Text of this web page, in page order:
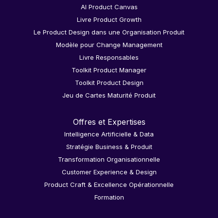
AI Product Canvas
Livre Product Growth
Le Product Design dans une Organisation Produit
Modèle pour Change Management
Livre Responsables
Toolkit Product Manager
Toolkit Product Design
Jeu de Cartes Maturité Produit
Offres et Expertises
Intelligence Artificielle & Data
Stratégie Business & Produit
Transformation Organisationnelle
Customer Experience & Design
Product Craft & Excellence Opérationnelle
Formation